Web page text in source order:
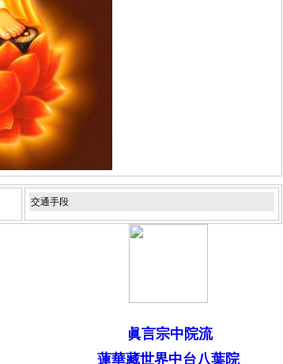
交通手段
眞言宗中院流
蓮華藏世界中台八葉院